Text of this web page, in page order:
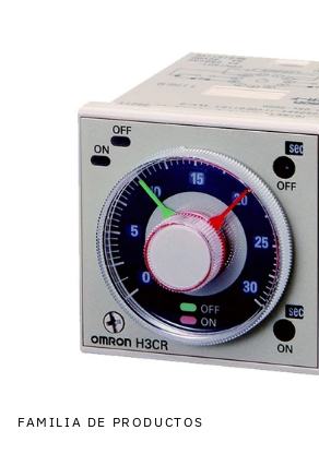
FAMILIA DE PRODUCTOS